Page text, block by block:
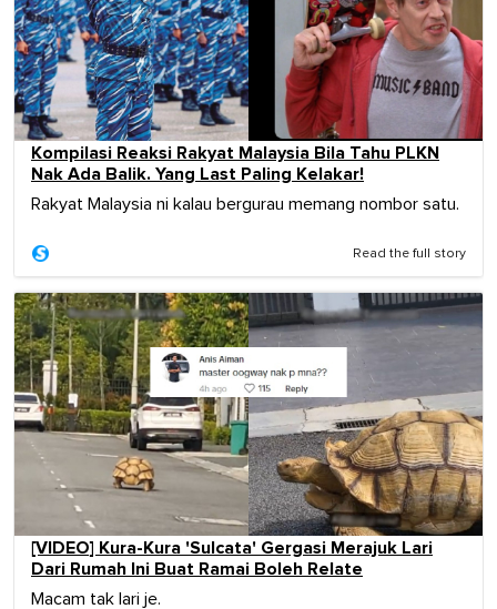
Kompilasi Reaksi Rakyat Malaysia Bila Tahu PLKN
Nak Ada Balik. Yang Last Paling Kelakar!
Rakyat Malaysia ni kalau bergurau memang nombor satu.
Read the full story
[VIDEO] Kura-Kura 'Sulcata' Gergasi Merajuk Lari
Dari Rumah Ini Buat Ramai Boleh Relate
Macam tak lari je.